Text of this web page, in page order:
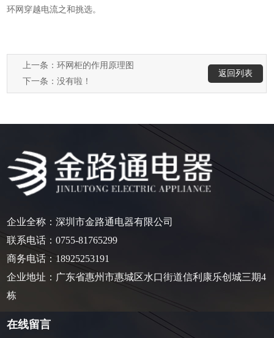
环网穿越电流之和挑选。
上一条：环网柜的作用原理图
下一条：没有啦！
返回列表
企业全称：深圳市金路通电器有限公司
联系电话：0755-81765299
商务电话： 18925253191
企业地址：广东省惠州市惠城区水口街道信利康乐创城三期4
栋
在线留言